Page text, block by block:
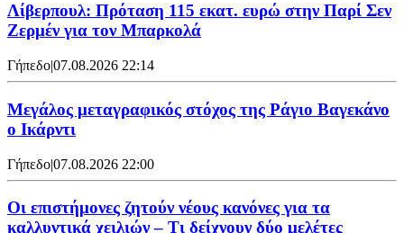
Λίβερπουλ: Πρόταση 115 εκατ. ευρώ στην Παρί Σεν
Ζερμέν για τον Μπαρκολά
Γήπεδο|07.08.2026 22:14
Μεγάλος μεταγραφικός στόχος της Ράγιο Βαγεκάνο
ο Ικάρντι
Γήπεδο|07.08.2026 22:00
Οι επιστήμονες ζητούν νέους κανόνες για τα
καλλυντικά χειλιών – Τι δείχνουν δύο μελέτες